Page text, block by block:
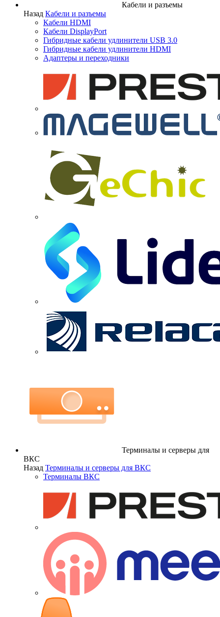
Кабели и разъемы
Назад Кабели и разъемы
Кабели HDMI
Кабели DisplayPort
Гибридные кабели удлинители USB 3.0
Гибридные кабели удлинители HDMI
Адаптеры и переходники
Терминалы и серверы для
ВКС
Назад Терминалы и серверы для ВКС
Терминалы ВКС